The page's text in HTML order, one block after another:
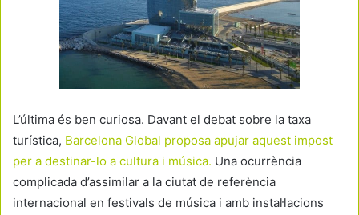
L’última és ben curiosa. Davant el debat sobre la taxa
turística, Barcelona Global proposa apujar aquest impost
per a destinar-lo a cultura i música. Una ocurrència
complicada d’assimilar a la ciutat de referència
internacional en festivals de música i amb instal·lacions